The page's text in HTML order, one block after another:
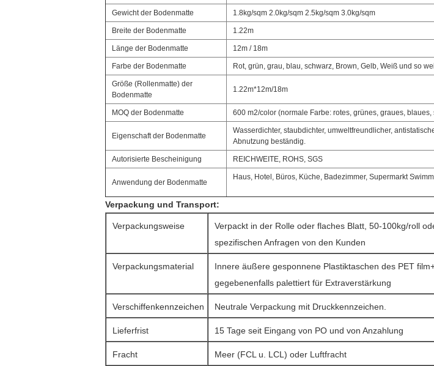
Gewicht der Bodenmatte 1.8kg/sqm 2.0kg/sqm 2.5kg/sqm 3.0kg/sqm
Breite der Bodenmatte 1.22m
Länge der Bodenmatte 12m / 18m
Farbe der Bodenmatte Rot, grün, grau, blau, schwarz, Brown, Gelb, Weiß und so
Größe (Rollenmatte) der
Bodenmatte
1.22m*12m/18m
MOQ der Bodenmatte 600 m2/color (normale Farbe: rotes, grünes, graues,
Eigenschaft der Bodenmatte
Wasserdichter, staubdichter, umweltfreundlicher,
Abnutzung beständig.
Autorisierte Bescheinigung REICHWEITE, ROHS, SGS
Anwendung der Bodenmatte
Haus, Hotel, Büros, Küche, Badezimmer, Supermarkt
Verpackung und Transport:
Verpackungsweise
Verpackt in der Rolle oder flaches Blatt, 50-100kg/roll
spezifischen Anfragen von den Kunden
Verpackungsmaterial
Innere äußere gesponnene Plastiktaschen des PET
gegebenenfalls palettiert für Extraverstärkung
Verschiffenkennzeichen Neutrale Verpackung mit Druckkennzeichen.
Lieferfrist 15 Tage seit Eingang von PO und von Anzahlung
Fracht Meer (FCL u. LCL) oder Luftfracht